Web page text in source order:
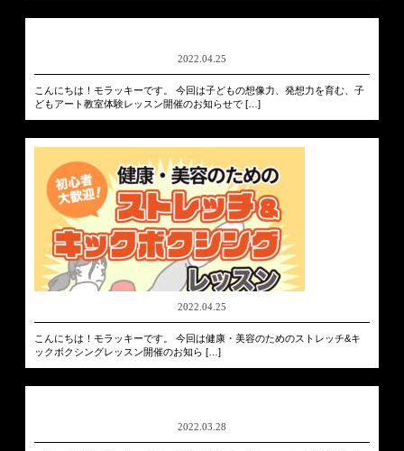
2022.04.25
こんにちは！モラッキーです。 今回は子どもの想像力、発想力を育む、子
どもアート教室体験レッスン開催のお知らせで […]
2022.04.25
こんにちは！モラッキーです。 今回は健康・美容のためのストレッチ&キ
ックボクシングレッスン開催のお知ら […]
2022.03.28